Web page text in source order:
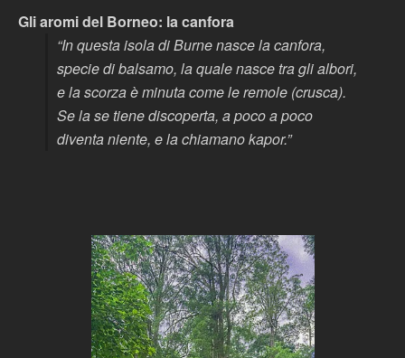
Gli aromi del Borneo: la canfora
“In questa isola di Burne nasce la canfora,
specie di balsamo, la quale nasce tra gli albori,
e la scorza è minuta come le remole (crusca).
Se la se tiene discoperta, a poco a poco
diventa niente, e la chiamano kapor.”